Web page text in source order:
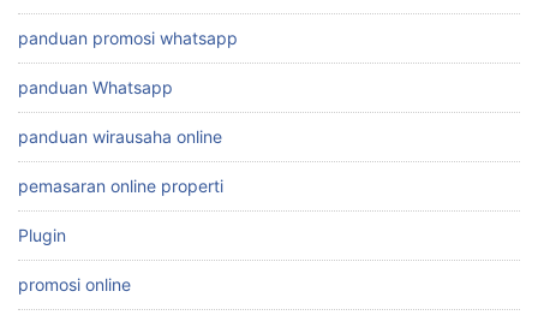
panduan promosi whatsapp
panduan Whatsapp
panduan wirausaha online
pemasaran online properti
Plugin
promosi online